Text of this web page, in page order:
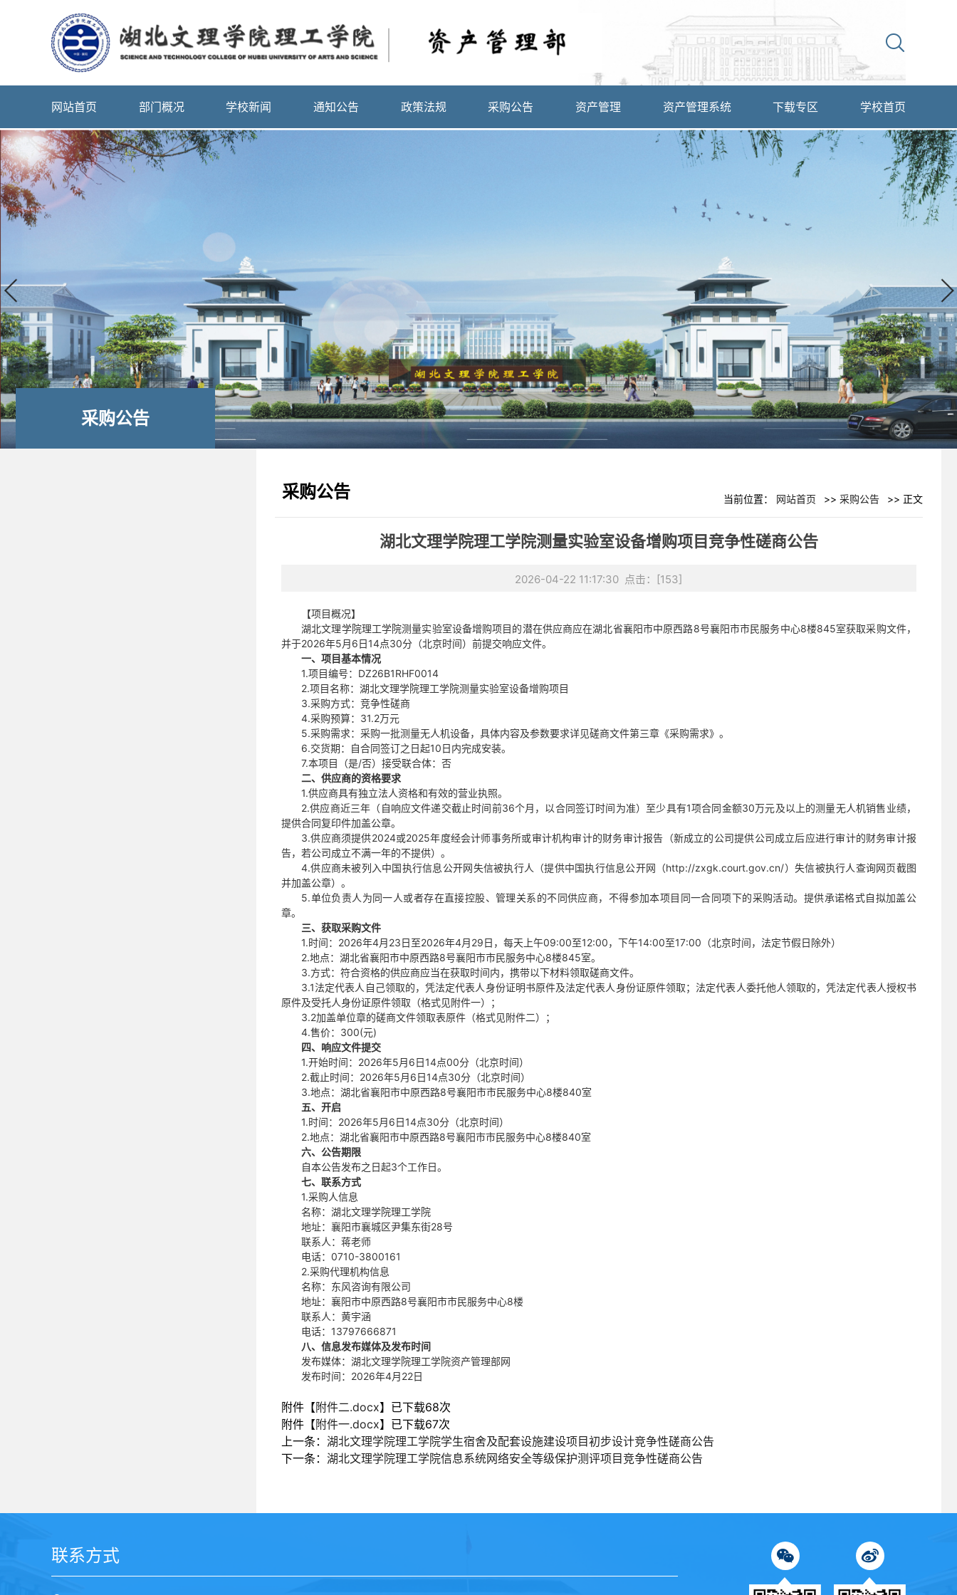
网站首页 部门概况 学校新闻 通知公告 政策法规 采购公告 资产管理 资产管理系统 下载专区 学校首页
采购公告
采购公告 当前位置： 网站首页 >> 采购公告 >> 正文
湖北文理学院理工学院测量实验室设备增购项目竞争性磋商公告
2026-04-22 11:17:30 点击：[153]
【项目概况】
湖北文理学院理工学院测量实验室设备增购项目的潜在供应商应在湖北省襄阳市中原西路8号襄阳市市民服务中心8楼845室获取采购文件，
并于2026年5月6日14点30分（北京时间）前提交响应文件。
一、项目基本情况
1.项目编号：DZ26B1RHF0014
2.项目名称：湖北文理学院理工学院测量实验室设备增购项目
3.采购方式：竞争性磋商
4.采购预算：31.2万元
5.采购需求：采购一批测量无人机设备，具体内容及参数要求详见磋商文件第三章《采购需求》。
6.交货期：自合同签订之日起10日内完成安装。
7.本项目（是/否）接受联合体：否
二、供应商的资格要求
1.供应商具有独立法人资格和有效的营业执照。
2.供应商近三年（自响应文件递交截止时间前36个月，以合同签订时间为准）至少具有1项合同金额30万元及以上的测量无人机销售业绩，
提供合同复印件加盖公章。
3.供应商须提供2024或2025年度经会计师事务所或审计机构审计的财务审计报告（新成立的公司提供公司成立后应进行审计的财务审计报
告，若公司成立不满一年的不提供）。
4.供应商未被列入中国执行信息公开网失信被执行人（提供中国执行信息公开网（http://zxgk.court.gov.cn/）失信被执行人查询网页截图
并加盖公章）。
5.单位负责人为同一人或者存在直接控股、管理关系的不同供应商，不得参加本项目同一合同项下的采购活动。提供承诺格式自拟加盖公
章。
三、获取采购文件
1.时间：2026年4月23日至2026年4月29日，每天上午09:00至12:00，下午14:00至17:00（北京时间，法定节假日除外）
2.地点：湖北省襄阳市中原西路8号襄阳市市民服务中心8楼845室。
3.方式：符合资格的供应商应当在获取时间内，携带以下材料领取磋商文件。
3.1法定代表人自己领取的，凭法定代表人身份证明书原件及法定代表人身份证原件领取；法定代表人委托他人领取的，凭法定代表人授权书
原件及受托人身份证原件领取（格式见附件一）；
3.2加盖单位章的磋商文件领取表原件（格式见附件二）；
4.售价：300(元)
四、 响应文件提交
1.开始时间：2026年5月6日14点00分（北京时间）
2.截止时间：2026年5月6日14点30分（北京时间）
3.地点：湖北省襄阳市中原西路8号襄阳市市民服务中心8楼840室
五、开启
1.时间：2026年5月6日14点30分（北京时间）
2.地点：湖北省襄阳市中原西路8号襄阳市市民服务中心8楼840室
六、公告期限
自本公告发布之日起3个工作日。
七、联系方式
1.采购人信息
名称：湖北文理学院理工学院
地址：襄阳市襄城区尹集东街28号
联系人：蒋老师
电话：0710-3800161
2.采购代理机构信息
名称：东风咨询有限公司
地址：襄阳市中原西路8号襄阳市市民服务中心8楼
联系人：黄宇涵
电话：13797666871
八、信息发布媒体及发布时间
发布媒体：湖北文理学院理工学院资产管理部网
发布时间：2026年4月22日
附件【附件二.docx】已下载68次
附件【附件一.docx】已下载67次
上一条：湖北文理学院理工学院学生宿舍及配套设施建设项目初步设计竞争性磋商公告
下一条：湖北文理学院理工学院信息系统网络安全等级保护测评项目竞争性磋商公告
联系方式